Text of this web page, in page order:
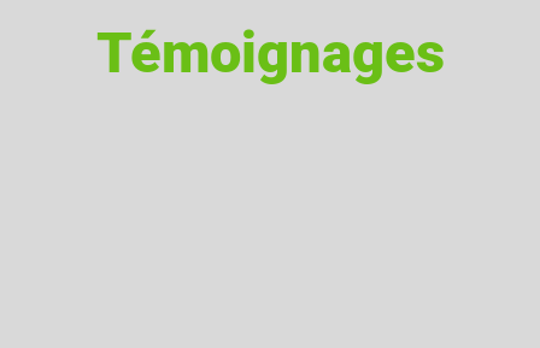
Témoignages